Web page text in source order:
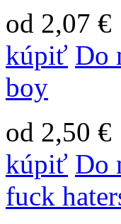
od 2,07 €
kúpiť Do
boy
od 2,50 €
kúpiť Do
fuck